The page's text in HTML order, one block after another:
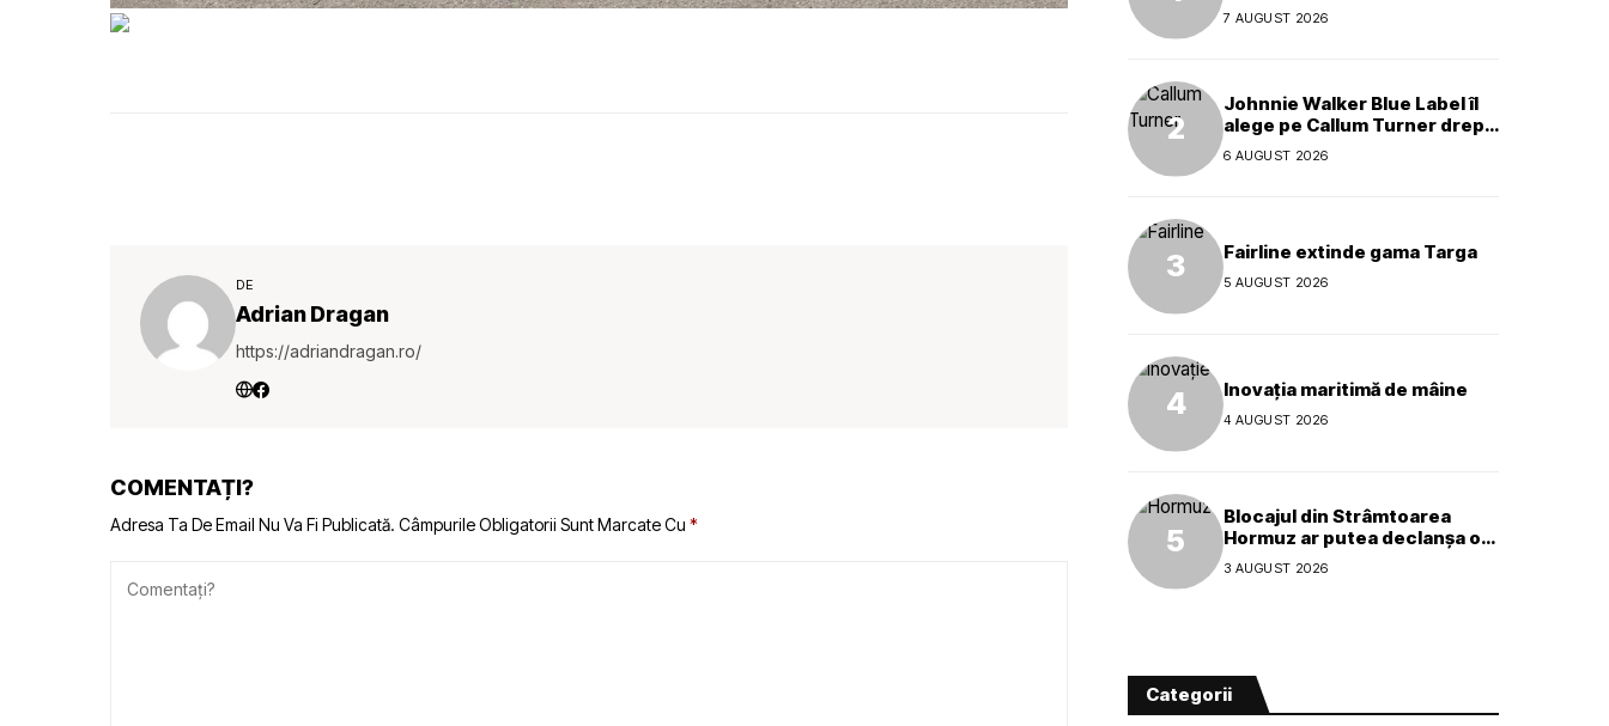
DE
Adrian Dragan
https://adriandragan.ro/
COMENTAȚI?
Adresa Ta De Email Nu Va Fi Publicată. Câmpurile Obligatorii Sunt Marcate Cu *
Journeys
7 AUGUST 2026
Johnnie Walker Blue Label îl
alege pe Callum Turner drept
noul ambasador global al
mărcii
6 AUGUST 2026
Fairline extinde gama Targa
5 AUGUST 2026
Inovația maritimă de mâine
4 AUGUST 2026
Blocajul din Strâmtoarea
Hormuz ar putea declanșa o
criză ecologică globală
3 AUGUST 2026
Categorii